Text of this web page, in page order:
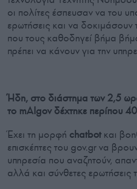
οι πολίτες έσπευσαν να του
ερωτήσεις και να
που τους καθοδηγεί βήμα
πρέπει να κάνουν για την
Ήδη, στο διάστημα των 2,5
το mAIgov δέχτηκε περίπου
Έχει τη μορφή chatbotκαι
επισκέπτες του gov.gr να
υπηρεσία που αναζητούν,
αλλά και σύνθετες ερωτήσεις